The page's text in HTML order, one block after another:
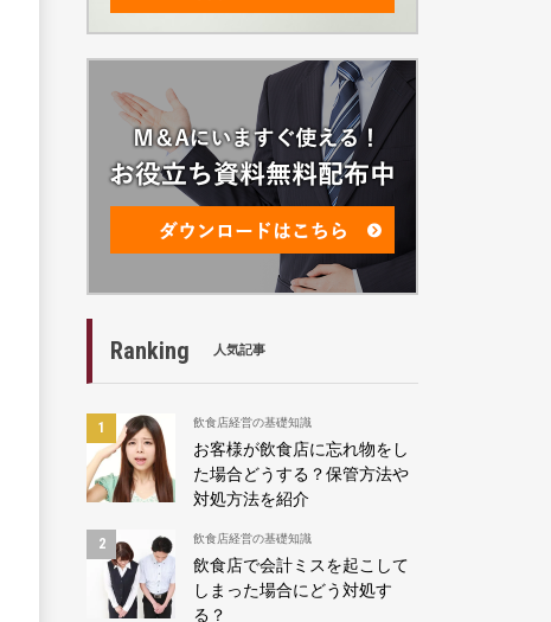
Ranking 人気記事
飲食店経営の基礎知識
お客様が飲食店に忘れ物をし
た場合どうする？保管方法や
対処方法を紹介
飲食店経営の基礎知識
飲食店で会計ミスを起こして
しまった場合にどう対処す
る？